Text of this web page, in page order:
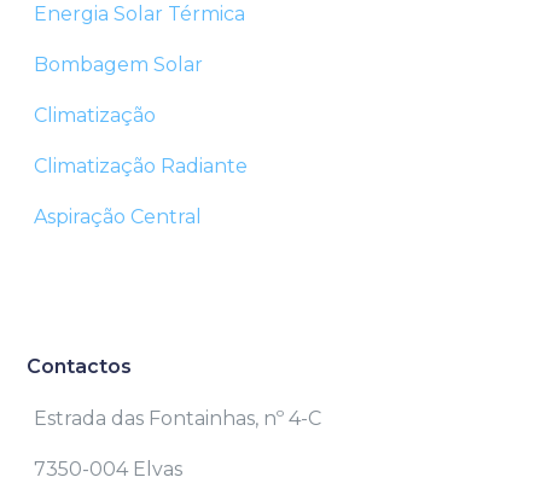
Energia Solar Térmica
Bombagem Solar
Climatização
Climatização Radiante
Aspiração Central
Contactos
Estrada das Fontainhas, nº 4-C
7350-004 Elvas